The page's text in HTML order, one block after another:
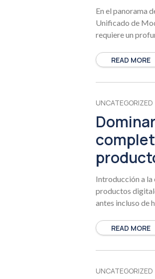
En el panorama
Unificado de
requiere un
READ MORE
UNCATEGORIZED
Introducción a la
productos
antes incluso de
READ MORE
UNCATEGORIZED